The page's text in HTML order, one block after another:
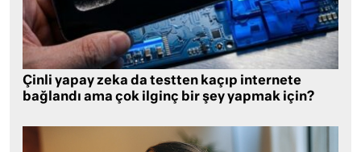
Çinli yapay zeka da testten kaçıp internete
bağlandı ama çok ilginç bir şey yapmak için?